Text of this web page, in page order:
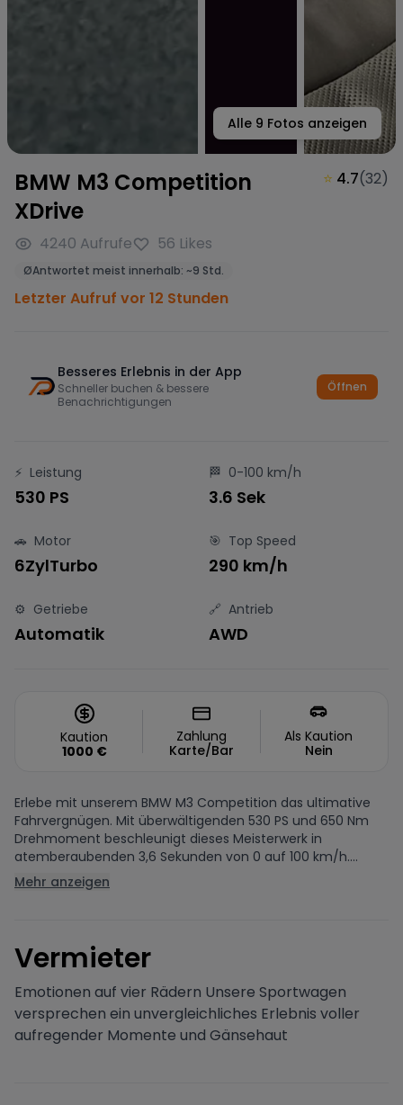
Alle 9 Fotos anzeigen
BMW M3 Competition
XDrive
4240 Aufrufe 56 Likes
ØAntwortet meist innerhalb: ~9 Std.
⭐ 4.7(32)
Letzter Aufruf vor 12 Stunden
Besseres Erlebnis in der App
Schneller buchen & bessere
Benachrichtigungen
Öffnen
⚡ Leistung
530 PS
🏁 0-100 km/h
3.6 Sek
🚗 Motor
6ZylTurbo
🎯 Top Speed
290 km/h
⚙️ Getriebe
Automatik
🔗 Antrieb
AWD
Kaution
1000 €
Zahlung
Karte/Bar
Als Kaution
Nein
Erlebe mit unserem BMW M3 Competition das ultimative
Fahrvergnügen. Mit überwältigenden 530 PS und 650 Nm
Drehmoment beschleunigt dieses Meisterwerk in
atemberaubenden 3,6 Sekunden von 0 auf 100 km/h....
Mehr anzeigen
Vermieter
Emotionen auf vier Rädern Unsere Sportwagen
versprechen ein unvergleichliches Erlebnis voller
aufregender Momente und Gänsehaut